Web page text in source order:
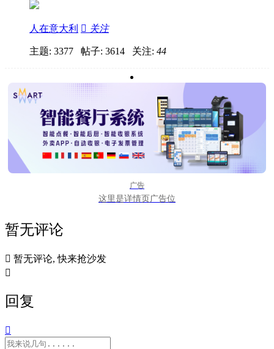
人在意大利  关注
主题: 3377 帖子: 3614 关注: 44
广告
这里是详情页广告位
暂无评论
 暂无评论, 快来抢沙发

回复
